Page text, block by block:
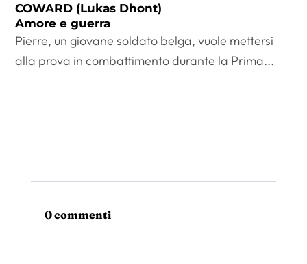
COWARD (Lukas Dhont)
Amore e guerra
Pierre, un giovane soldato belga, vuole mettersi
alla prova in combattimento durante la Prima...
0 commenti